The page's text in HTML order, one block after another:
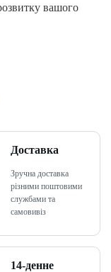
вашого
Доставка
Зручна доставка
різними поштовими
службами та
самовивіз
14-денне